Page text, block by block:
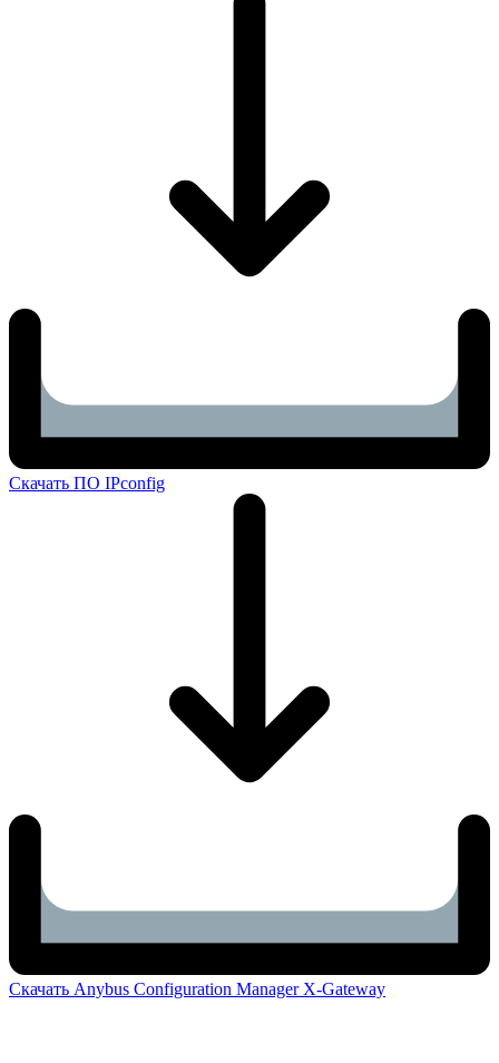
Скачать ПО IPconfig
Скачать Anybus Configuration Manager X-Gateway